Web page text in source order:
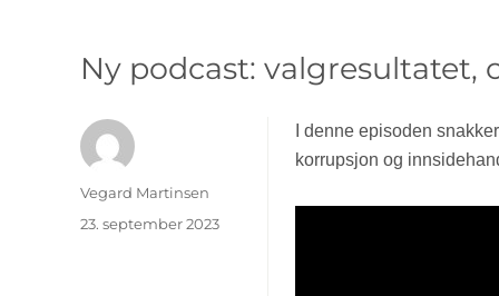
Ny podcast: valgresultatet,
I denne episoden
korrupsjon og
Forfatter
Vegard Martinsen
Publisert
23. september 2023